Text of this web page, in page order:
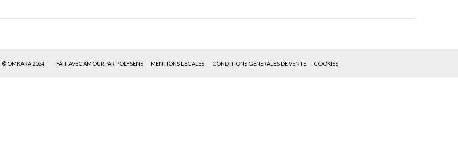
© OMKARA 2024 – FAIT AVEC AMOUR PAR POLYSENS MENTIONS LEGALES CONDITIONS GENERALES DE VENTE COOKIES